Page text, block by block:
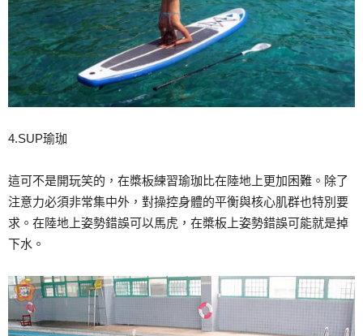
4.SUP瑜珈
這可不是開玩笑的，在槳板練習瑜珈比在陸地上更加困難。除了
注意力必須非常集中外，對操控身體的平衡與核心肌群也特別要
求。在陸地上姿勢錯誤可以馬虎，在槳板上姿勢錯誤可能就是掉
下水。